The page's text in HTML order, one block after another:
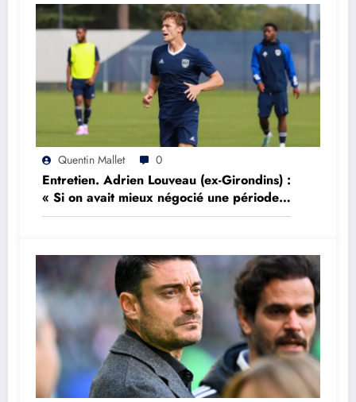
Quentin Mallet 0
Entretien. Adrien Louveau (ex-Girondins) :
« Si on avait mieux négocié une période,
on aurait peut être réalisé l’impensable »